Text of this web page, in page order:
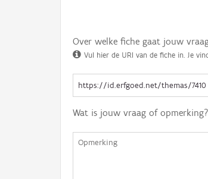
Over welke fiche gaat jouw
Vul hier de URI van de fiche in. Je
Wat is jouw vraag of opmerking?